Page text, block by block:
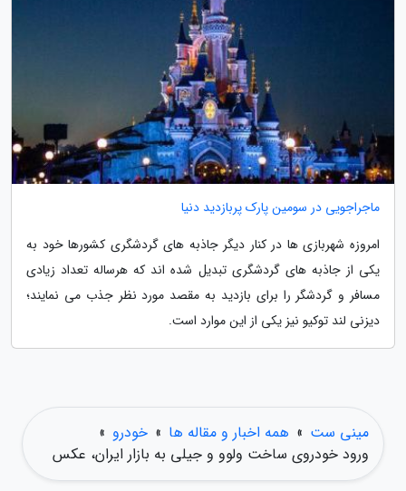
ماجراجویی در سومین پارک پربازدید دنیا
امروزه شهربازی ها در کنار دیگر جاذبه های گردشگری کشورها خود به
یکی از جاذبه های گردشگری تبدیل شده اند که هرساله تعداد زیادی
مسافر و گردشگر را برای بازدید به مقصد مورد نظر جذب می نمایند؛
دیزنی لند توکیو نیز یکی از این موارد است.
مینی ست » همه اخبار و مقاله ها » خودرو »
ورود خودروی ساخت ولوو و جیلی به بازار ایران، عکس